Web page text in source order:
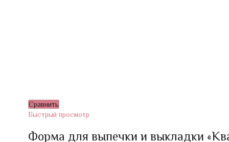
Сравнить
Быстрый просмотр
Форма для выпечки и выкладки